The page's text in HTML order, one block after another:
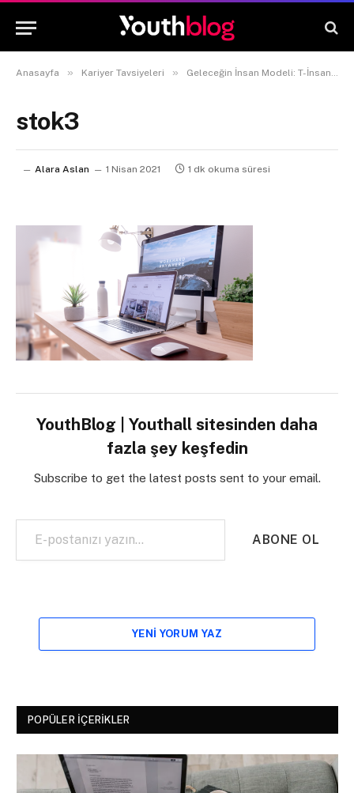
Anasayfa » Kariyer Tavsiyeleri » Geleceğin İnsan Modeli: T-İnsan
stok3
Alara Aslan 1 Nisan 2021 1 dk okuma süresi
YouthBlog | Youthall sitesinden daha
fazla şey keşfedin
Subscribe to get the latest posts sent to your email.
E-postanızı yazın…
ABONE OL
YENI YORUM YAZ
POPÜLER İÇERIKLER